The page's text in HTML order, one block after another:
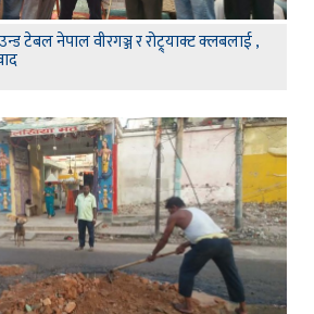
टेबल नेपाल वीरगञ्ज र रोट्र्याक्ट क्लबलाई ,